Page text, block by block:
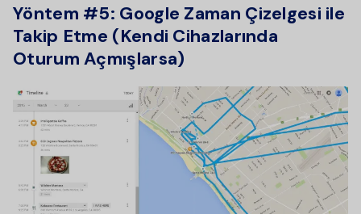
Yöntem #5: Google Zaman Çizelgesi ile
Takip Etme (Kendi Cihazlarında
Oturum Açmışlarsa)